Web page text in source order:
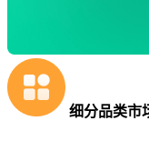
细分品类市